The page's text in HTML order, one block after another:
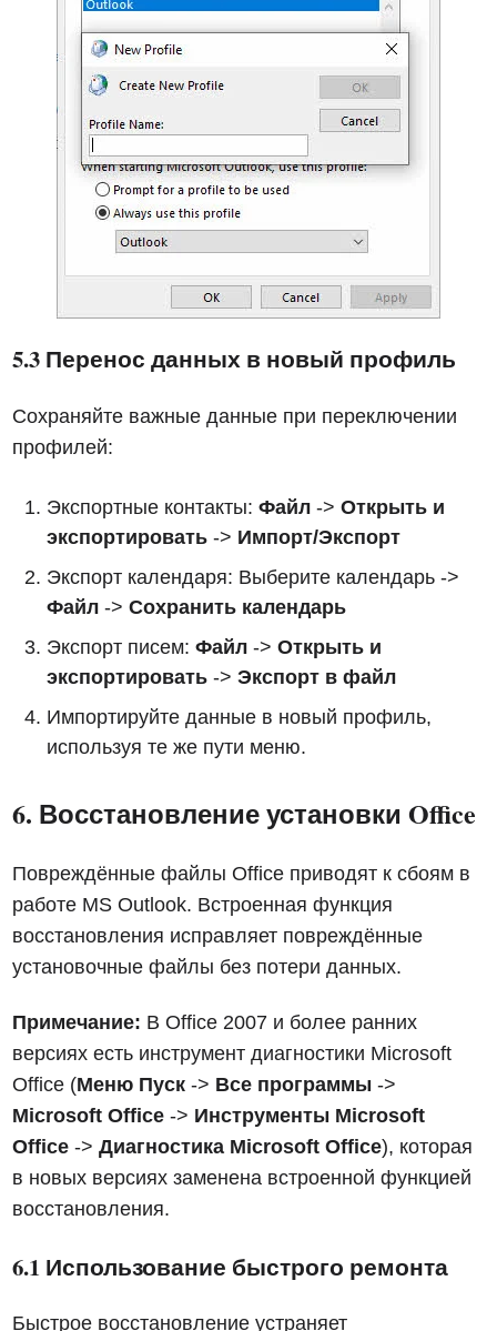
5.3 Перенос данных в новый профиль
Сохраняйте важные данные при переключении
профилей:
Экспортные контакты:Файл ->Открыть и
экспортировать -> Импорт/Экспорт
Экспорт календаря: Выберите календарь ->
Файл ->Сохранить календарь
Экспорт писем:Файл ->Открыть и
экспортировать ->Экспорт в файл
Импортируйте данные в новый профиль,
используя те же пути меню.
6. Восстановление установки Office
Повреждённые файлы Office приводят к сбоям в
работе MS Outlook. Встроенная функция
восстановления исправляет повреждённые
установочные файлы без потери данных.
Примечание: В Office 2007 и более ранних
версиях есть инструмент диагностики Microsoft
Office (Меню Пуск-> Все программы->
Microsoft Office-> Инструменты Microsoft
Office-> Диагностика Microsoft Office), которая
в новых версиях заменена встроенной функцией
восстановления.
6.1 Использование быстрого ремонта
Быстрое восстановление устраняет